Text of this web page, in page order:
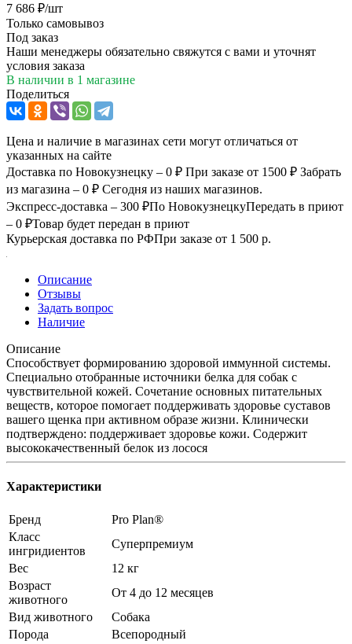
7 686 ₽/шт
Только самовывоз
Под заказ
Наши менеджеры обязательно свяжутся с вами и уточнят
условия заказа
В наличии в 1 магазине
Поделиться
Цена и наличие в магазинах сети могут отличаться от
указанных на сайте
Доставка по Новокузнецку – 0 ₽ При заказе от 1500 ₽ Забрать
из магазина – 0 ₽ Сегодня из наших магазинов.
Экспресс-доставка – 300 ₽По НовокузнецкуПередать в приют
– 0 ₽Товар будет передан в приют
Курьерская доставка по РФПри заказе от 1 500 р.
Описание
Отзывы
Задать вопрос
Наличие
Описание
Способствует формированию здоровой иммунной системы.
Специально отобранные источники белка для собак с
чувствительной кожей. Сочетание основных питательных
веществ, которое помогает поддерживать здоровье суставов
вашего щенка при активном образе жизни. Клинически
подтверждено: поддерживает здоровье кожи. Содержит
высококачественный белок из лосося
Характеристики
Бренд
Pro Plan®
Класс
ингридиентов
Суперпремиум
Вес
12 кг
Возраст
животного
От 4 до 12 месяцев
Вид животного
Собака
Порода
Всепородный